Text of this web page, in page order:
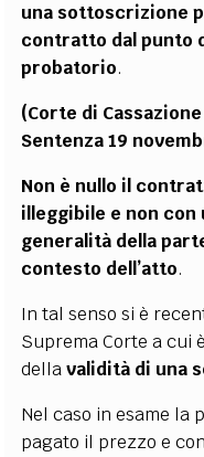
una sottoscrizione
contratto dal punto
probatorio.
(Corte di
Sentenza 19
Non è nullo il
illeggibile e non
generalità della
contesto dell’atto.
In tal senso si è
Suprema Corte a cui
dellavalidità di una
Nel caso in esame la
pagato il prezzo e